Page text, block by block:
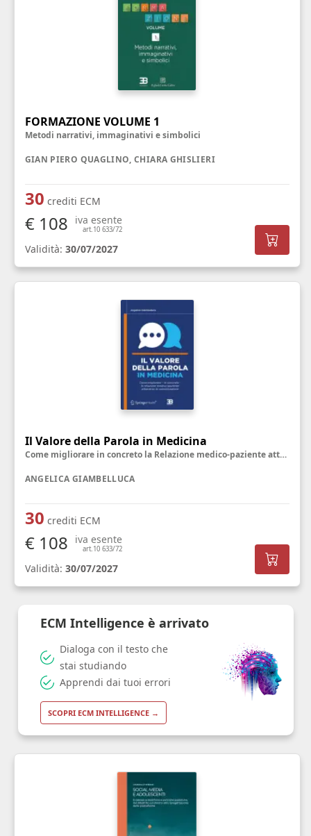
FORMAZIONE VOLUME 1
Metodi narrativi, immaginativi e simbolici
GIAN PIERO QUAGLINO, CHIARA GHISLIERI
30 crediti ECM
€ 108 iva esente
art.10 633/72
Validità: 30/07/2027
Il Valore della Parola in Medicina
Come migliorare in concreto la Relazione medico-paziente attraverso la Comunicazione
ANGELICA GIAMBELLUCA
30 crediti ECM
€ 108 iva esente
art.10 633/72
Validità: 30/07/2027
ECM Intelligence è arrivato
Dialoga con il testo che
stai studiando
Apprendi dai tuoi errori
SCOPRI ECM INTELLIGENCE →